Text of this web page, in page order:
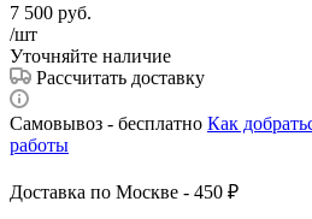
7 500 руб.
/шт
Уточняйте наличие
Рассчитать доставку
Самовывоз - бесплатно Как
работы
Доставка по Москве - 450 ₽